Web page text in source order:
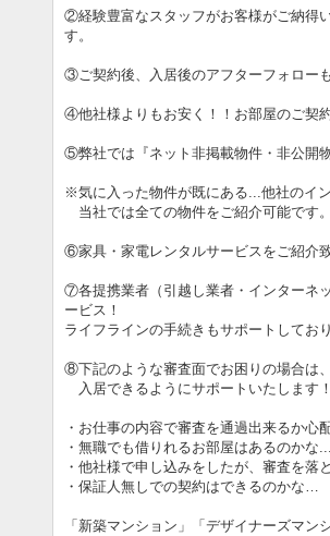
②経験豊富なスタッフがお客様がご納得
す。
③ご契約後、入居後のアフターフォロー
④他社様よりもお安く！！お部屋のご契
⑤弊社では『ネット非掲載物件・非公開
※気に入った物件が既にある...他社のイ
当社では全ての物件をご紹介可能です
⑥家具・家電レンタルサービスをご紹介
⑦各提携業者（引越し業者・インターネ
ービス！
ライフラインの手続きもサポートしており
⑧下記のような審査面でお困りの場合は
入居できるようにサポートいたします
・お仕事の内容で審査を通過出来るか心
・無職でも借りれるお部屋はあるのかな...
・他社様で申し込みをしたが、審査を落
・保証人無しでの契約はできるのかな…
「新築マンション」「デザイナーズマン